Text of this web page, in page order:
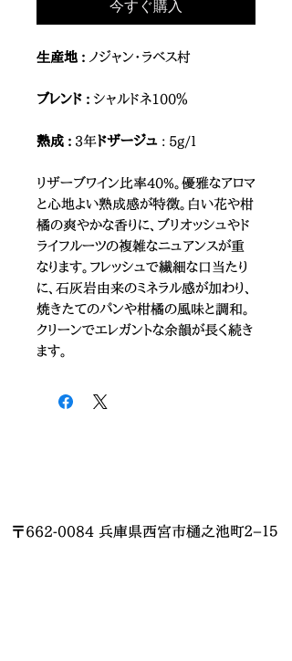
今すぐ購入
⽣産地 : ノジャン・ラベス村
ブレンド : シャルドネ100％
熟成 : 3年ドザージュ : 5g/l
リザーブワイン比率40%。優雅なアロマ
と心地よい熟成感が特徴。白い花や柑
橘の爽やかな香りに、ブリオッシュやド
ライフルーツの複雑なニュアンスが重
なります。フレッシュで繊細な口当たり
に、石灰岩由来のミネラル感が加わり、
焼きたてのパンや柑橘の風味と調和。
クリーンでエレガントな余韻が長く続き
ます。
〒662-0084 兵庫県西宮市樋之池町２−１５